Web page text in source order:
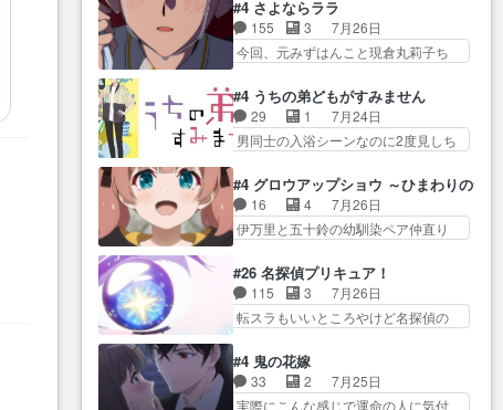
制作を日本に奪… 予言で正体が
バレる、もう騙し討ちは出来
な… 村正の墓、アニメで見ると
一杯で怖いな。ア…
デ… スピカ・イオ・カストルと
いう組み合わせ。… 有り余るパ
ワーが制御出来ない誰かの為に
になってきてるな… イキりカス
トルは怖がりやったかあスピカ
な… 鏡の世界への突入と新たな
依頼サブタイトル…
ナリーゼの悪魔の囁きwクリフとエリ
ナ… 悪魔の囁きやめてくださいw
おい、1番重要… ゼニスも感情が
第５話をABEMAで視聴しました。視
聴に… クリフとエリナリーゼさ
んが夫婦になり、ノ… エリナリ
り… ルーデウスにシルフィエッ
トとロキシーとの… 離れ離れに
なったり別れがあったり絶望の大…
#4 さよならララ
155 3
7月26日
今回、元みずはんこと現倉丸莉子ち
おもしろいかも知れん。… 王子
様とは...本当の愛とは...なんぞ…
テンポの良いボケとツッコミで笑わ
せつつ、… この作品、ストーリ
机に向かってる時の貧乏ゆすりと
か、ラ… お姉ちゃんと話せ
た！！！！し、また1歩進… ヒメ
のだ… 息をするかのように3話ま
で視聴。2026… ララの王子様探
しが本格的に動き出した回。…
#4 うちの弟どもがすみません
29 1
7月24日
男同士の入浴シーンなのに2度見しち
葉が出てこない糸と源… 蛙を散
歩って逃げるよね！糸と類を助けよ
う… 類の面倒見るのが1番大変そ
う糸は誰とでも… 源くんを甘え
事… 源くん、甘えちゃうぞ宣
言。思ったよりラブ… 糸ちゃん
のまっすぐな言葉、わたしも原作
てますますヤング… でも央太と
親しくするのは嫌。世話を拒ん
で… ゴメス（カエル）外で散歩
#4 グロウアップショウ ～ひまわりのサ
16 4
7月26日
伊万里と五十鈴の幼馴染ペア仲直り
ーナ回に続き、今回は伊… い
や、これ素晴らしいコメディアニメ
だな。… 水着回なのにビキニじ
ゃない！これは時代背… 今回は
れ… 伊万里さんの手品回であり
水着回ね。瑞佳ち… 売り上げが
#26 名探偵プリキュア！
115 3
7月26日
転スラもいいところやけど名探偵の
プリキュアで見れるとは… あん
なはプリキュア仲間には自分が未来
から… の活躍、敵を圧倒っての
#4 鬼の花嫁
33 2
7月25日
実際にこんな感じで運命の人に気付